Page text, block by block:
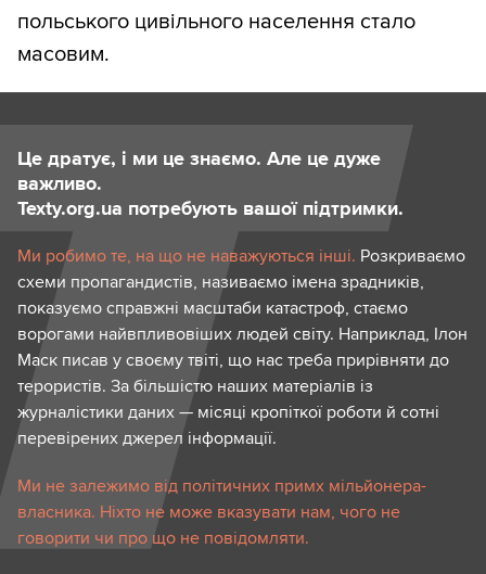
польського цивільного населення стало
масовим.
Це дратує, і ми це знаємо. Але це дуже
важливо.
Texty.org.ua потребують вашої підтримки.
Ми робимо те, на що не наважуються інші. Розкриваємо
схеми пропагандистів, називаємо імена зрадників,
показуємо справжні масштаби катастроф, стаємо
ворогами найвпливовіших людей світу. Наприклад, Ілон
Маск писав у своєму твіті, що нас треба прирівняти до
терористів. За більшістю наших матеріалів із
журналістики даних — місяці кропіткої роботи й сотні
перевірених джерел інформації.
Ми не залежимо від політичних примх мільйонера-
власника. Ніхто не може вказувати нам, чого не
говорити чи про що не повідомляти.